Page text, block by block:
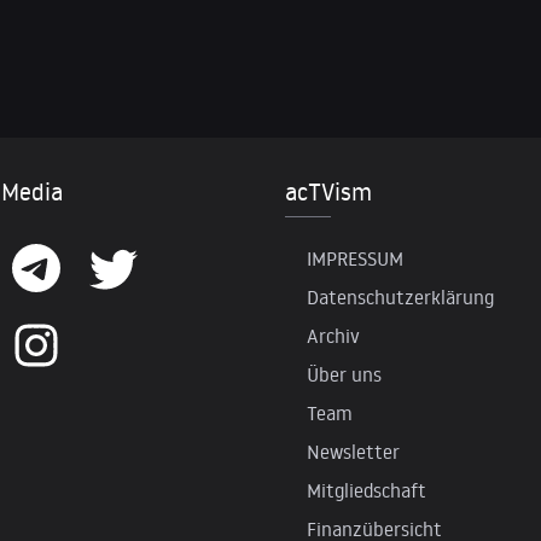
acTVism
IMPRESSUM
Datenschutzerklärung
Archiv
Über uns
Team
Newsletter
Mitgliedschaft
Finanzübersicht